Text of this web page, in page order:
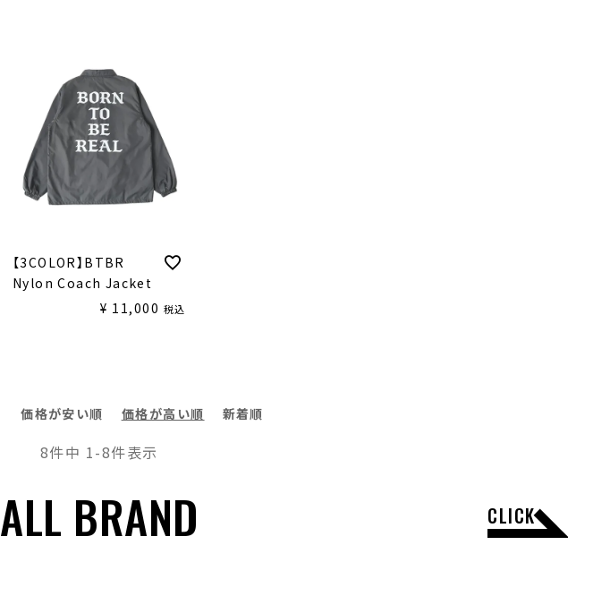
【3COLOR】BTBR
Nylon Coach Jacket
¥ 11,000 税込
価格が安い順 価格が高い順 新着順
8件中 1-8件表示
ALL BRAND CLICK